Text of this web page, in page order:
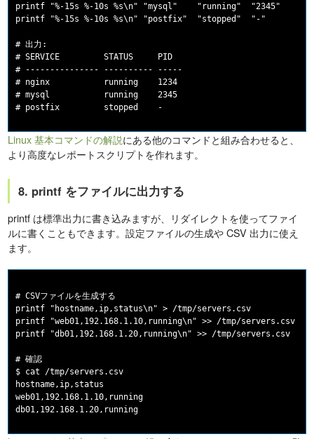
printf "%-15s %-10s %s\n" "mysql"    "running"  "2345"
printf "%-15s %-10s %s\n" "postfix"  "stopped"  "-"
# 出力:
# SERVICE         STATUS     PID
# --------------- ---------- -----
# nginx           running    1234
# mysql           running    2345
Linux 基本コマンドの解説にある他のコマンドと組み合わせると、
より高度なレポートスクリプトを作れます。
8. printf をファイルに出力する
printf は標準出力に書き込みますが、リダイレクトを使ってファイ
ルに書くこともできます。設定ファイルの生成や CSV 出力に使え
ます。
# CSVファイルを生成する
printf "hostname,ip,status\n" > /tmp/servers.csv
printf "web01,192.168.1.10,running\n" >> /tmp/servers.csv
printf "db01,192.168.1.20,running\n" >> /tmp/servers.csv
# 確認
$ cat /tmp/servers.csv
hostname,ip,status
web01,192.168.1.10,running